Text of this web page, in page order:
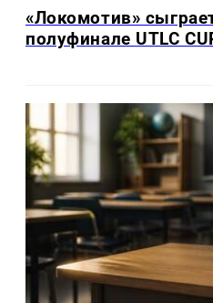
«Локомотив»
полуфинале UTLC